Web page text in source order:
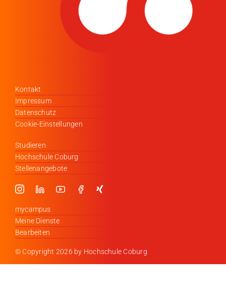
Kontakt
Impressum
Datenschutz
Cookie-Einstellungen
Studieren
Hochschule Coburg
Stellenangebote
mycampus
Meine Dienste
Bearbeiten
© Copyright 2026 by Hochschule Coburg